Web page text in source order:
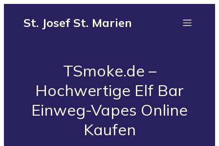
St. Josef St. Marien
TSmoke.de –
Hochwertige Elf Bar
Einweg-Vapes Online
Kaufen